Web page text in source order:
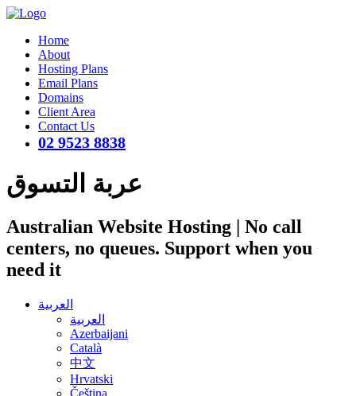
Home
About
Hosting Plans
Email Plans
Domains
Client Area
Contact Us
02 9523 8838
عربة التسوق
Australian Website Hosting | No call
centers, no queues. Support when you
need it
العربية
العربية
Azerbaijani
Català
中文
Hrvatski
Čeština